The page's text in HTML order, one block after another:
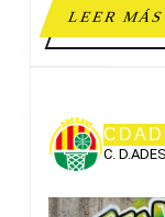
LEER MÁS
C.